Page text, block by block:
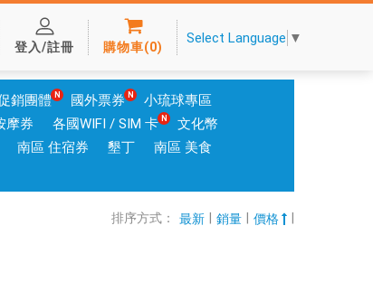
登入/註冊 購物車(0)
Select Language ▼
銷團體 國外票券
小琉球專區
摩券 各國WIFI / SIM 卡
文化幣
南區 住宿券 墾丁
南區 美食
排序方式： 最新 銷量 價格